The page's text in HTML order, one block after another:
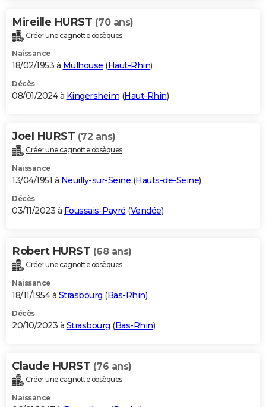
Mireille HURST (70 ans)
Créer une cagnotte obsèques
Naissance
18/02/1953 à Mulhouse (Haut-Rhin)
Décès
08/01/2024 à Kingersheim (Haut-Rhin)
Joel HURST (72 ans)
Créer une cagnotte obsèques
Naissance
13/04/1951 à Neuilly-sur-Seine (Hauts-de-Seine)
Décès
03/11/2023 à Foussais-Payré (Vendée)
Robert HURST (68 ans)
Créer une cagnotte obsèques
Naissance
18/11/1954 à Strasbourg (Bas-Rhin)
Décès
20/10/2023 à Strasbourg (Bas-Rhin)
Claude HURST (76 ans)
Créer une cagnotte obsèques
Naissance